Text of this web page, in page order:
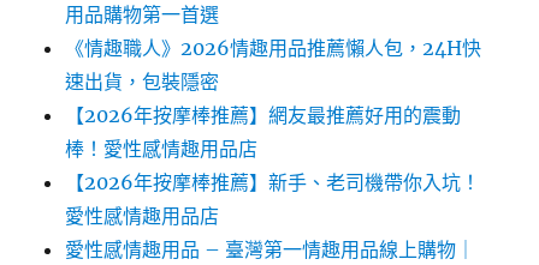
用品購物第一首選
《情趣職人》2026情趣用品推薦懶人包，24H快
速出貨，包裝隱密
【2026年按摩棒推薦】網友最推薦好用的震動
棒！愛性感情趣用品店
【2026年按摩棒推薦】新手、老司機帶你入坑！
愛性感情趣用品店
愛性感情趣用品 – 臺灣第一情趣用品線上購物｜